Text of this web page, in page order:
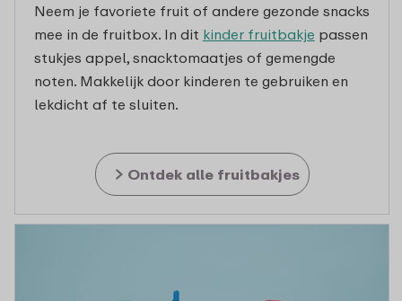
Neem je favoriete fruit of andere gezonde snacks
mee in de fruitbox. In dit kinder fruitbakje passen
stukjes appel, snacktomaatjes of gemengde
noten. Makkelijk door kinderen te gebruiken en
lekdicht af te sluiten.
Ontdek alle fruitbakjes